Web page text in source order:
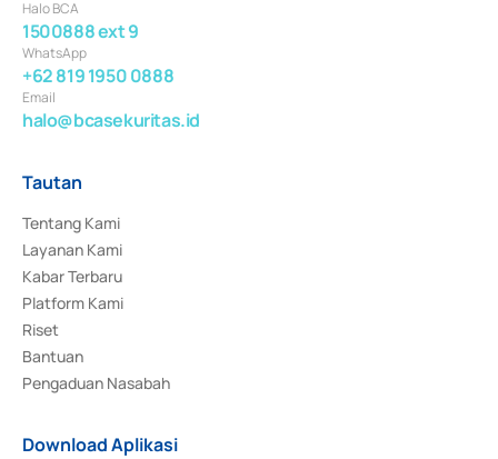
Halo BCA
1500888 ext 9
WhatsApp
+62 819 1950 0888
Email
halo@bcasekuritas.id
Tautan
Tentang Kami
Layanan Kami
Kabar Terbaru
Platform Kami
Riset
Bantuan
Pengaduan Nasabah
Download Aplikasi